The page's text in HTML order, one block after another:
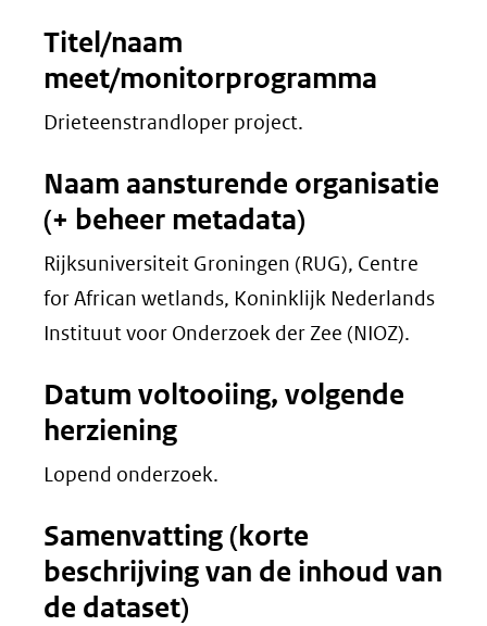
Titel/naam
meet/monitorprogramma
Drieteenstrandloper project.
Naam aansturende organisatie
(+ beheer metadata)
Rijksuniversiteit Groningen (RUG), Centre
for African wetlands, Koninklijk Nederlands
Instituut voor Onderzoek der Zee (NIOZ).
Datum voltooiing, volgende
herziening
Lopend onderzoek.
Samenvatting (korte
beschrijving van de inhoud van
de dataset)